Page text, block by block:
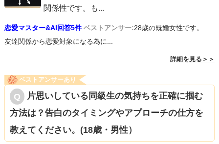
関係性です。も...
恋愛マスター&AI回答5件 ベストアンサー:28歳の既婚女性です。
友達関係から恋愛対象になる為に...
詳細を見る＞＞
ベストアンサーあり
片思いしている同級生の気持ちを正確に掴む
方法は？告白のタイミングやアプローチの仕方を
教えてください。(18歳・男性）